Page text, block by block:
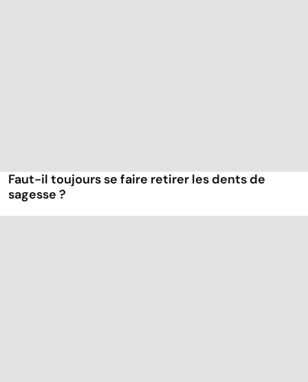
Faut-il toujours se faire retirer les dents de
sagesse ?